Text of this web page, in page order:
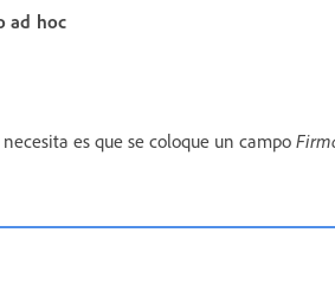
ad hoc
es que se coloque un campo